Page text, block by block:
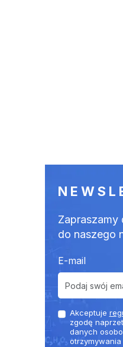
Zapraszamy
do naszego
E-mail
Akceptuje
zgodę
danych